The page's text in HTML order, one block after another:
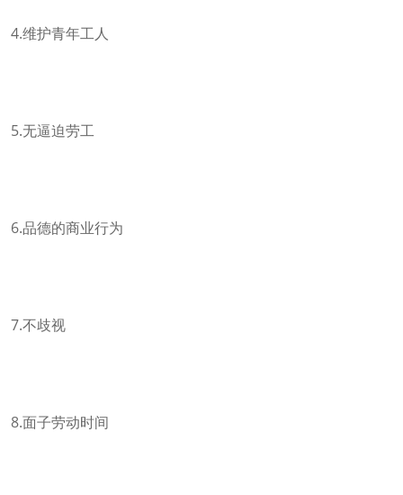
4.维护青年工人
5.无逼迫劳工
6.品德的商业行为
7.不歧视
8.面子劳动时间